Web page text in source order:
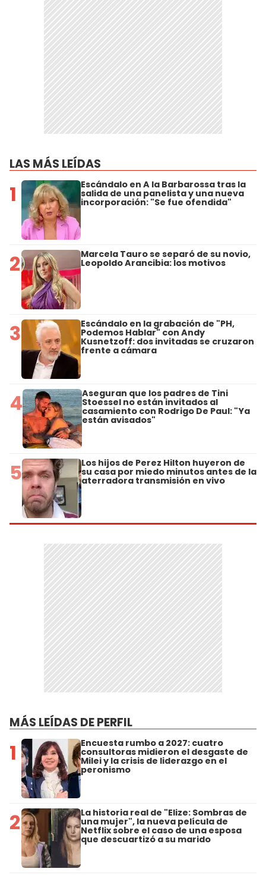
LAS MÁS LEÍDAS
1 Escándalo en A la Barbarossa tras la
salida de una panelista y una nueva
incorporación: "Se fue ofendida"
2 Marcela Tauro se separó de su novio,
Leopoldo Arancibia: los motivos
3 Escándalo en la grabación de "PH,
Podemos Hablar" con Andy
Kusnetzoff: dos invitadas se cruzaron
frente a cámara
4 Aseguran que los padres de Tini
Stoessel no están invitados al
casamiento con Rodrigo De Paul: "Ya
están avisados"
5 Los hijos de Perez Hilton huyeron de
su casa por miedo minutos antes de la
aterradora transmisión en vivo
MÁS LEÍDAS DE PERFIL
1 Encuesta rumbo a 2027: cuatro
consultoras midieron el desgaste de
Milei y la crisis de liderazgo en el
peronismo
2 La historia real de "Elize: Sombras de
una mujer", la nueva película de
Netflix sobre el caso de una esposa
que descuartizó a su marido